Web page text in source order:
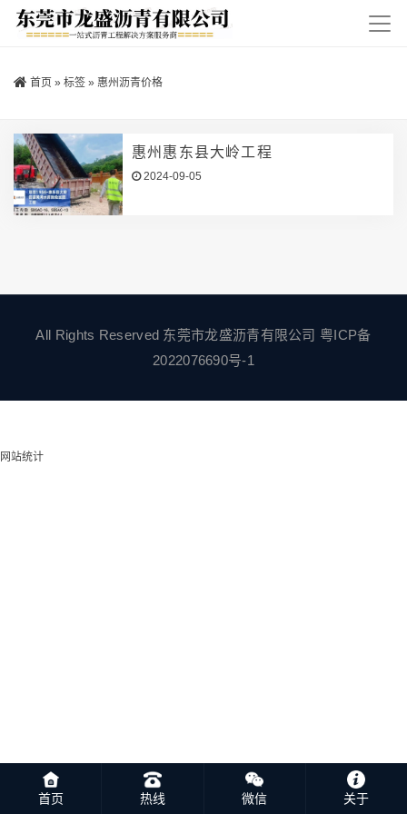
首页 » 标签 » 惠州沥青价格
惠州惠东县大岭工程
2024-09-05
All Rights Reserved 东莞市龙盛沥青有限公司 粤ICP备
2022076690号-1
首页 热线 微信 关于
网站统计